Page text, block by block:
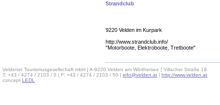
Strandclub
9220 Velden im Kurpark
http://www.strandclub.info/
"Motorboote, Elektroboote, Tretboote"
Veldener Tourismusgesellschaft mbH | A-9220 Velden am Wörthersee | Villacher Straße 19
T: +43 / 4274 / 2103 / 0 | F: +43 / 4274 / 2103 / 50 | info@velden.at | http://www.velden.at
concept LEDL